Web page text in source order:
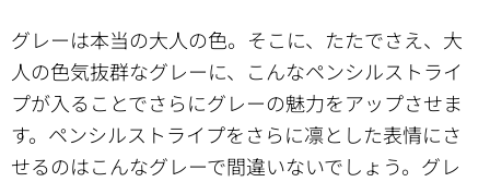
グレーは本当の大人の色。そこに、たたでさえ、大
人の色気抜群なグレーに、こんなペンシルストライ
プが入ることでさらにグレーの魅力をアップさせま
す。ペンシルストライプをさらに凛とした表情にさ
せるのはこんなグレーで間違いないでしょう。グレ